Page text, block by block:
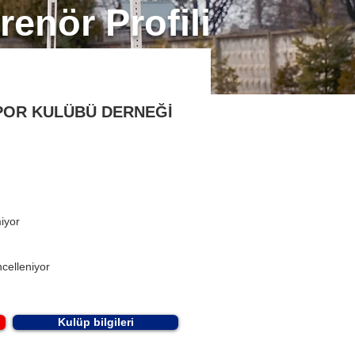
Profili
KULÜBÜ DERNEĞİ
Kulüp bilgileri